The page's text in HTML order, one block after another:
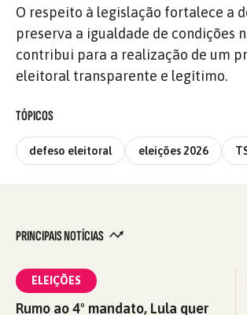
O respeito à legislação fortalece a
preserva a igualdade de condições
contribui para a realização de um
eleitoral transparente e legítimo.
TÓPICOS
defeso eleitoral eleições 2026
PRINCIPAIS NOTÍCIAS
ELEIÇÕES
Rumo ao 4º mandato, Lula quer